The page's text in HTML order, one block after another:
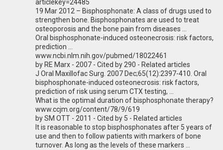
articlekey=24485
19 Mar 2012 – Bisphosphonate: A class of drugs used to
strengthen bone. Bisphosphonates are used to treat
osteoporosis and the bone pain from diseases ...
Oral bisphosphonate-induced osteonecrosis: risk factors,
prediction ...
www.ncbi.nlm.nih.gov/pubmed/18022461
by RE Marx - 2007 - Cited by 290 - Related articles
J Oral Maxillofac Surg. 2007 Dec;65(12):2397-410. Oral
bisphosphonate-induced osteonecrosis: risk factors,
prediction of risk using serum CTX testing, ...
What is the optimal duration of bisphosphonate therapy?
www.ccjm.org/content/78/9/619
by SM OTT - 2011 - Cited by 5 - Related articles
It is reasonable to stop bisphosphonates after 5 years of
use and then to follow patients with markers of bone
turnover. As long as the levels of these markers ...